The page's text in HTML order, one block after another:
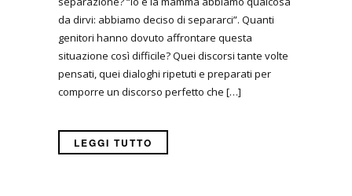
da dirvi: abbiamo deciso di separarci”. Quanti
genitori hanno dovuto affrontare questa
situazione così difficile? Quei discorsi tante volte
pensati, quei dialoghi ripetuti e preparati per
comporre un discorso perfetto che […]
LEGGI TUTTO